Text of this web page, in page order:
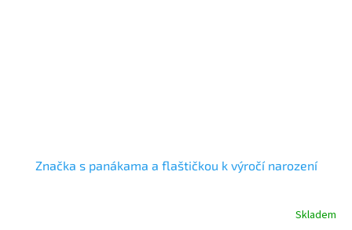
Značka s panákama a flaštičkou k výročí narození
Skladem